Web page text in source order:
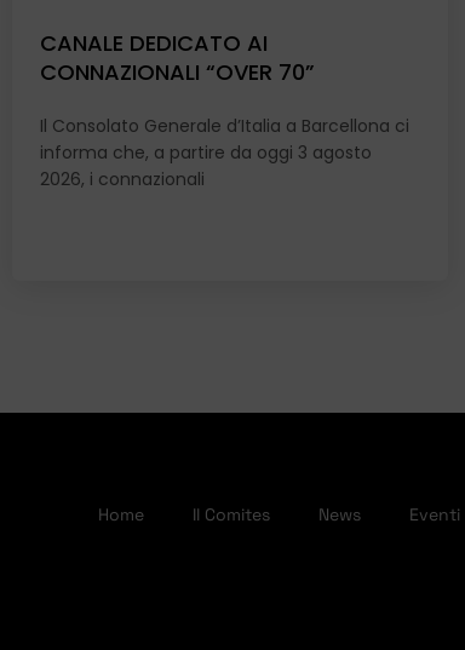
CANALE DEDICATO AI
CONNAZIONALI “OVER 70”
Il Consolato Generale d’Italia a Barcellona ci
informa che, a partire da oggi 3 agosto
2026, i connazionali
Home Il Comites News Eventi